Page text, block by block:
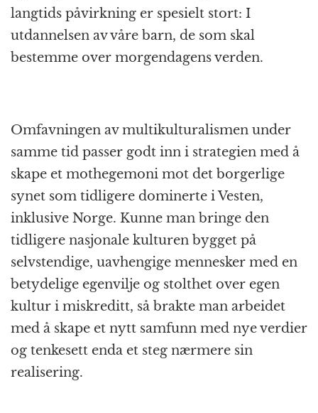
langtids påvirkning er spesielt stort: I
utdannelsen av våre barn, de som skal
bestemme over morgendagens verden.
Omfavningen av multikulturalismen under
samme tid passer godt inn i strategien med å
skape et mothegemoni mot det borgerlige
synet som tidligere dominerte i Vesten,
inklusive Norge. Kunne man bringe den
tidligere nasjonale kulturen bygget på
selvstendige, uavhengige mennesker med en
betydelige egenvilje og stolthet over egen
kultur i miskreditt, så brakte man arbeidet
med å skape et nytt samfunn med nye verdier
og tenkesett enda et steg nærmere sin
realisering.